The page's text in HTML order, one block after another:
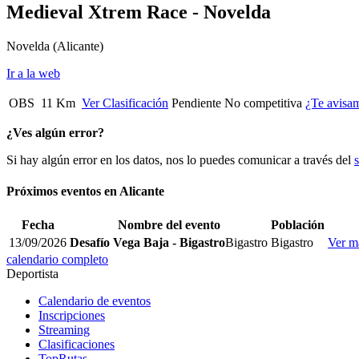
Medieval Xtrem Race - Novelda
Novelda (Alicante)
Ir a la web
OBS 11 Km Ver Clasificación Pendiente No competitiva ¿Te
¿Ves algún error?
Si hay algún error en los datos, nos lo puedes comunicar a través del
Próximos eventos en Alicante
Fecha Nombre del evento
Población
13/09/2026 Desafío Vega Baja - BigastroBigastro Bigastro
Ver
calendario completo
Deportista
Calendario de eventos
Inscripciones
Streaming
Clasificaciones